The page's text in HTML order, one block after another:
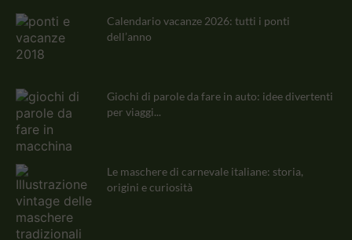
Calendario vacanze 2026: tutti i ponti
dell’anno
Giochi di parole da fare in auto: idee divertenti
per viaggi...
Le maschere di carnevale italiane: storia,
origini e curiosità